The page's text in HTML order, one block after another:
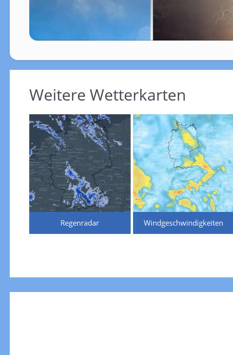
Weitere Wetterkarten
Regenradar Windgeschwindigkeiten